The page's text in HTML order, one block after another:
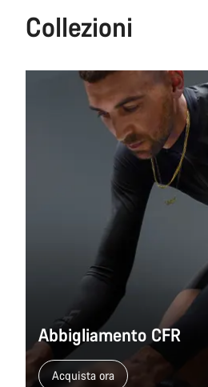
Collezioni
Abbigliamento CFR
Acquista ora